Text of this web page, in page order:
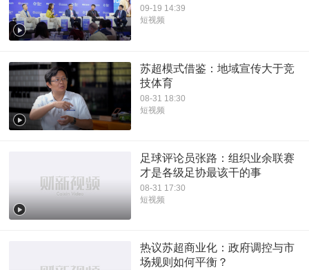
09-19 14:39
短视频
苏超模式借鉴：地域宣传大于竞
技体育
08-31 18:30
短视频
足球评论员张路：组织业余联赛
才是各级足协最该干的事
08-31 17:30
短视频
热议苏超商业化：政府调控与市
场规则如何平衡？